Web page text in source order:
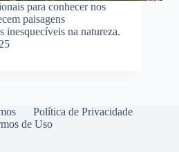
para conhecer nos
paisagens
inesquecíveis na natureza.
Política de Privacidade
de Uso